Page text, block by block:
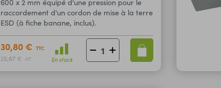
600 x 2 mm équipé d'une pression pour le
raccordement d'un cordon de mise à la terre
ESD (à fiche banane, inclus).
30,80 € TTC
25,67 € HT En stock